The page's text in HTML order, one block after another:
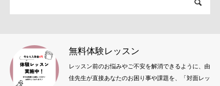
無料体験レッスン
レッスン前のお悩みやご不安を解消できるように、由
佳先生が直接あなたのお困り事や課題を、「対面レッ